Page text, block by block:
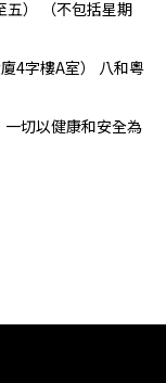
五） （不包括星期
4字樓A室） 八和粵
切以健康和安全為